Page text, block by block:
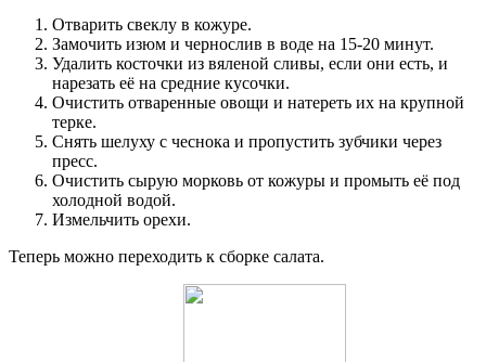
Отварить свеклу в кожуре.
Замочить изюм и чернослив в воде на 15-20 минут.
Удалить косточки из вяленой сливы, если они есть, и
нарезать её на средние кусочки.
Очистить отваренные овощи и натереть их на крупной
терке.
Снять шелуху с чеснока и пропустить зубчики через
пресс.
Очистить сырую морковь от кожуры и промыть её под
холодной водой.
Измельчить орехи.
Теперь можно переходить к сборке салата.